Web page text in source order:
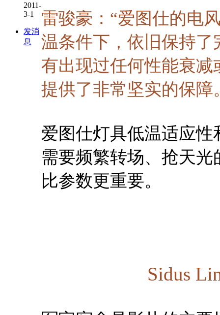
2011-
3-1
发消
息
雷骏豪：“爱图仕的电
温条件下，依旧保持
有出现过任何性能衰
提供了非常坚实的保障
爱图仕灯具低温适应
需要频繁转场、抢天
比参数更重要。
Sidus